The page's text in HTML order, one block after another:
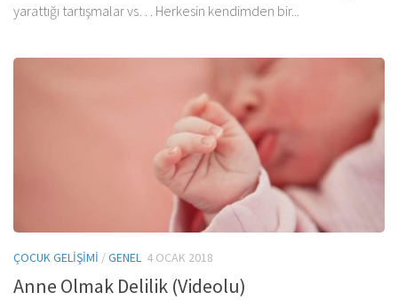
yarattığı tartışmalar vs… Herkesin kendimden bir...
ÇOCUK GELIŞIMI /GENEL 4 OCAK 2018
Anne Olmak Delilik (Videolu)